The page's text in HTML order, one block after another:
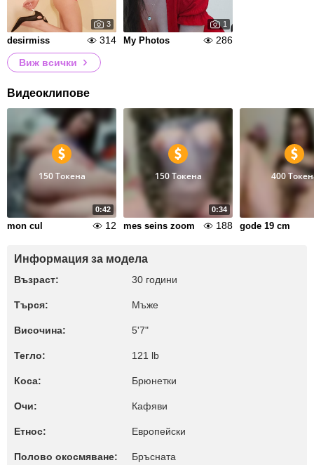
3
desirmiss 314
1
My Photos
286
Виж всички
Видеоклипове
0:42
150 Токена
mon cul 12
0:34
150 Токена
mes seins zoom 188
400
gode 19 cm
Информация за модела
Възраст: 30 години
Търся: Мъже
Височина: 5'7"
Тегло: 121 lb
Коса: Брюнетки
Очи: Кафяви
Етнос: Европейски
Полово окосмяване: Бръсната